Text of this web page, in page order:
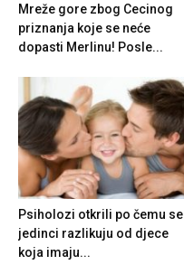
Mreže gore zbog Cecinog
priznanja koje se neće
dopasti Merlinu! Posle...
Psiholozi otkrili po čemu se
jedinci razlikuju od djece
koja imaju...